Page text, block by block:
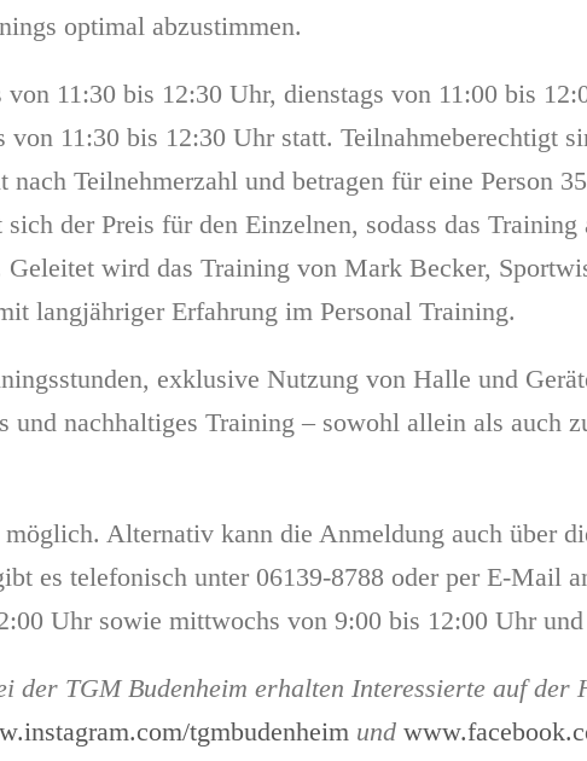
optimal abzustimmen.
11:30 bis 12:30 Uhr, dienstags von 11:00 bis
11:30 bis 12:30 Uhr statt. Teilnahmeberechtigt
Teilnehmerzahl und betragen für eine Person
der Preis für den Einzelnen, sodass das Training
wird das Training von Mark Becker,
langjähriger Erfahrung im Personal Training.
exklusive Nutzung von Halle und
nachhaltiges Training – sowohl allein als auch
Alternativ kann die Anmeldung auch über
es telefonisch unter 06139-8788 oder per E-Mail
Uhr sowie mittwochs von 9:00 bis 12:00 Uhr
der TGM Budenheim erhalten Interessierte auf der
tgmbudenheim und